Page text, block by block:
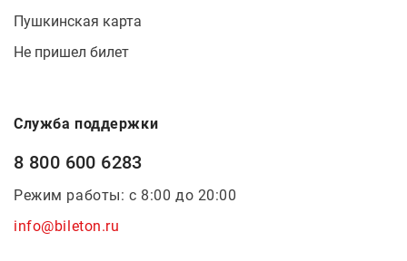
Пушкинская карта
Не пришел билет
Служба поддержки
8 800 600 6283
Режим работы: с 8:00 до 20:00
info@bileton.ru